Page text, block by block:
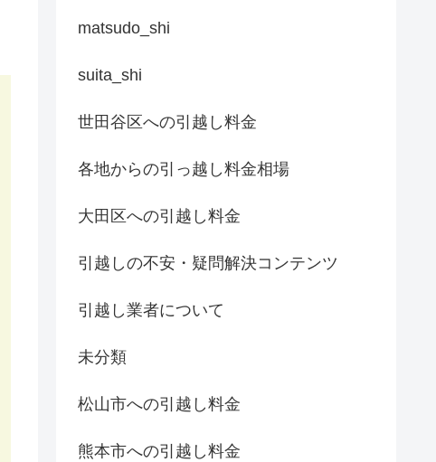
matsudo_shi
suita_shi
世田谷区への引越し料金
各地からの引っ越し料金相場
大田区への引越し料金
引越しの不安・疑問解決コンテンツ
引越し業者について
未分類
松山市への引越し料金
熊本市への引越し料金